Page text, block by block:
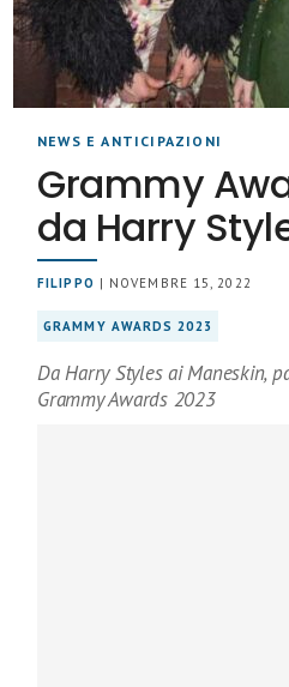
NEWS E ANTICIPAZIONI
Grammy
da Harry
FILIPPO | NOVEMBRE 15, 2022
GRAMMY AWARDS 2023
Da Harry Styles ai Maneskin,
Grammy Awards 2023